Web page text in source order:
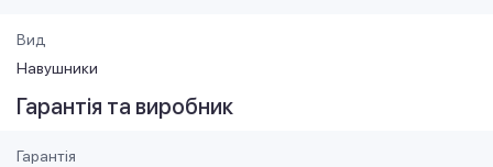
Вид
Навушники
Гарантія та виробник
Гарантія